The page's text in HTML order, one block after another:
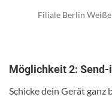
Filiale Berlin
Möglichkeit 2:
Schicke dein Gerät ganz